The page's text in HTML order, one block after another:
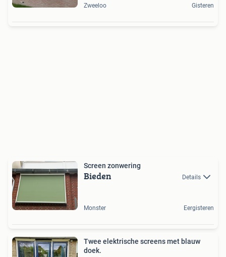
Zweeloo Gisteren
Screen zonwering
Bieden Details
Monster Eergisteren
Twee elektrische screens met blauw
doek.